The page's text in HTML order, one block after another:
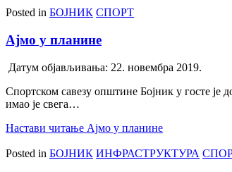
Posted in БОЈНИК СПОРТ
Ајмо у планине
Датум објављивања: 22. новембра 2019.
Спортском савезу општине Бојник у госте је
имао је свега…
Настави читање Ајмо у планине
Posted in БОЈНИК ИНФРАСТРУКТУРА